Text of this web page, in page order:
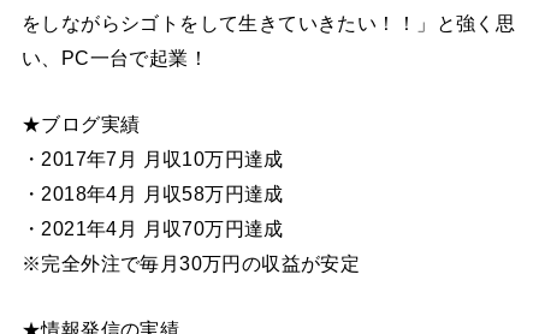
をしながらシゴトをして生きていきたい！！」と強く思
い、PC一台で起業！
★ブログ実績
・2017年7月 月収10万円達成
・2018年4月 月収58万円達成
・2021年4月 月収70万円達成
※完全外注で毎月30万円の収益が安定